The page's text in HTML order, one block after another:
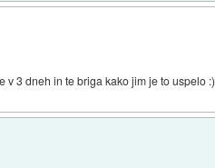
v 3 dneh in te briga kako jim je to uspelo :)